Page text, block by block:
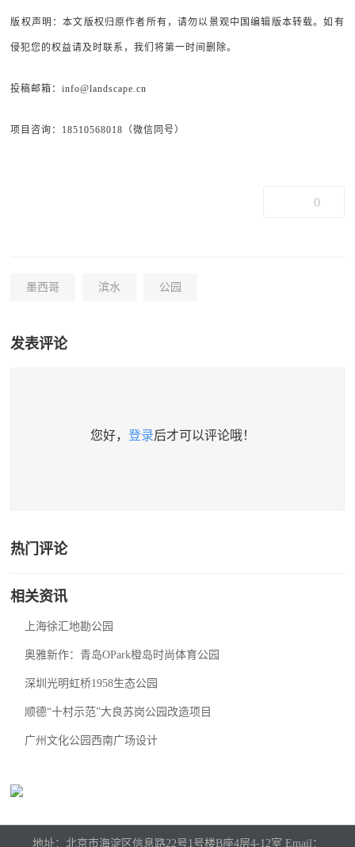
版权声明：本文版权归原作者所有，请勿以景观中国编辑版本转载。如有
侵犯您的权益请及时联系，我们将第一时间删除。
投稿邮箱：info@landscape.cn
项目咨询：18510568018（微信同号）
0
墨西哥 滨水 公园
发表评论
您好， 登录后才可以评论哦！
热门评论
相关资讯
上海徐汇地勘公园
奥雅新作：青岛OPark橙岛时尚体育公园
深圳光明虹桥1958生态公园
顺德“十村示范”大良苏岗公园改造项目
广州文化公园西南广场设计
地址：北京市海淀区信息路22号1号楼B座4层4-12室 Email：